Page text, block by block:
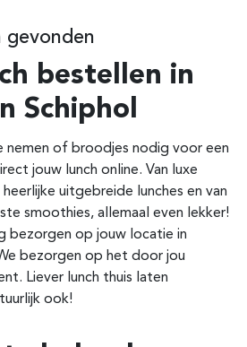
gevonden
bestellen in
Schiphol
nemen of broodjes nodig voor een
jouw lunch online. Van luxe
uitgebreide lunches en van
smoothies, allemaal even lekker!
bezorgen op jouw locatie in
bezorgen op het door jou
Liever lunch thuis laten
ook!